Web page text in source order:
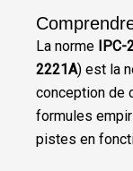
La norme IPC-
2221A) est la
conception de
formules
pistes en